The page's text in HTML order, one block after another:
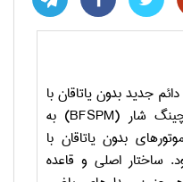
جدید بدون یاتاقان با
شار (BFSPM) به
بدون یاتاقان با
ساختار اصلی و قاعده